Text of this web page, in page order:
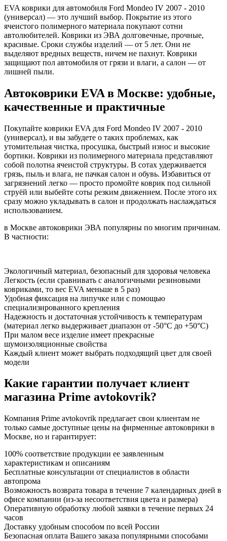
EVA коврики для автомобиля Ford Mondeo IV 2007 - 2010
(универсал) — это лучший выбор. Покрытие из этого
ячеистого полимерного материала покупают сотни
автолюбителей. Коврики из ЭВА долговечные, прочные,
красивые. Сроки службы изделий — от 5 лет. Они не
выделяют вредных веществ, ничем не пахнут. Коврики
защищают пол автомобиля от грязи и влаги, а салон — от
лишней пыли.
Автоковрики EVA в Москве: удобные,
качественные и практичные
Покупайте коврики EVA для Ford Mondeo IV 2007 - 2010
(универсал), и вы забудете о таких проблемах, как
утомительная чистка, просушка, быстрый износ и высокие
бортики. Коврики из полимерного материала представляют
собой полотна ячеистой структуры. В сотах удерживается
грязь, пыль и влага, не пачкая салон и обувь. Избавиться от
загрязнений легко — просто промойте коврик под сильной
струёй или выбейте соты резким движением. После этого их
сразу можно укладывать в салон и продолжать наслаждаться
использованием.
в Москве автоковрики ЭВА популярны по многим причинам.
В частности:
Экологичный материал, безопасный для здоровья человека
Легкость (если сравнивать с аналогичными резиновыми
ковриками, то вес EVA меньше в 5 раз)
Удобная фиксация на липучке или с помощью
специализированного крепления
Надежность и достаточная устойчивость к температурам
(материал легко выдерживает диапазон от -50°С до +50°С)
При малом весе изделие имеет прекрасные
шумоизоляционные свойства
Каждый клиент может выбрать подходящий цвет для своей
модели
Какие гарантии получает клиент
магазина Prime avtokovrik?
Компания Prime avtokovrik предлагает свои клиентам не
только самые доступные цены на фирменные автоковрики в
Москве, но и гарантирует:
100% соответствие продукции ее заявленным
характеристикам и описаниям
Бесплатные консультации от специалистов в области
автопрома
Возможность возврата товара в течение 7 календарных дней в
офисе компании (из-за несоответствия цвета и размера)
Оперативную обработку любой заявки в течение первых 24
часов
Доставку удобным способом по всей России
Безопасная оплата Вашего заказа популярными способами